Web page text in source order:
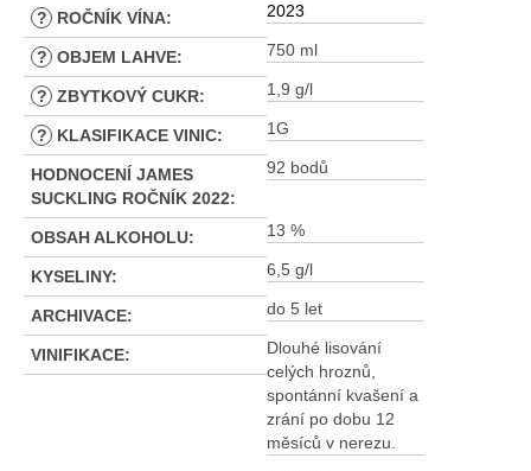
? ROČNÍK VÍNA: 2023
? OBJEM LAHVE: 750 ml
? ZBYTKOVÝ CUKR: 1,9 g/l
? KLASIFIKACE VINIC: 1G
HODNOCENÍ JAMES
SUCKLING ROČNÍK 2022:
92 bodů
OBSAH ALKOHOLU: 13 %
KYSELINY: 6,5 g/l
ARCHIVACE: do 5 let
VINIFIKACE:
Dlouhé lisování
celých hroznů,
spontánní kvašení a
zrání po dobu 12
měsíců v nerezu.